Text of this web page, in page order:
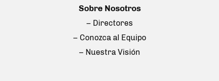
Sobre Nosotros
– Directores
– Conozca al Equipo
– Nuestra Visión